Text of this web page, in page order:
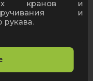
кранов и
и
рукава.